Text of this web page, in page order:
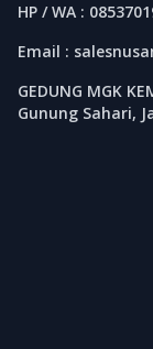
HP / WA :
Email :
GEDUNG MGK
Gunung Sahari,